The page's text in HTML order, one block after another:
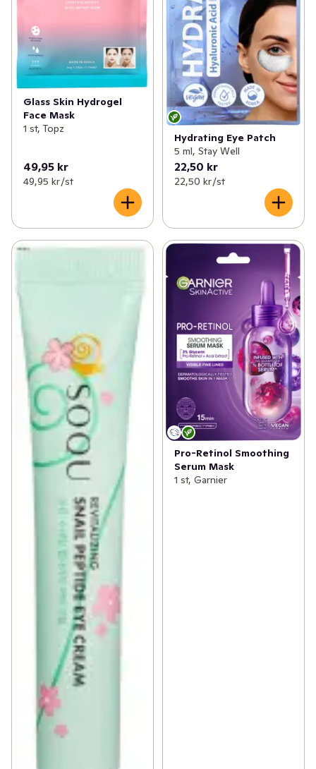
Glass Skin Hydrogel
Face Mask
1 st, Topz
49,95 kr
49,95 kr /st
Hydrating Eye Patch
5 ml, Stay Well
22,50 kr
22,50 kr /st
Pro-Retinol Smoothing
Serum Mask
1 st, Garnier